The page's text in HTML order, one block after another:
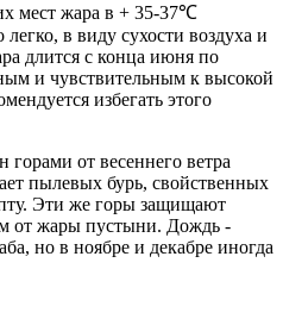
мест жара в + 35-37℃
легко, в виду сухости воздуха и
длится с конца июня по
и чувствительным к высокой
избегать этого
от весеннего ветра
пылевых бурь, свойственных
Эти же горы защищают
от жары пустыни. Дождь -
но в ноябре и декабре иногда